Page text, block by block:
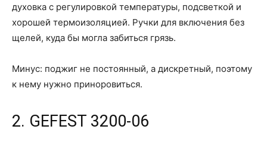
духовка с регулировкой температуры, подсветкой и
хорошей термоизоляцией. Ручки для включения без
щелей, куда бы могла забиться грязь.
Минус: поджиг не постоянный, а дискретный, поэтому
к нему нужно приноровиться.
2. GEFEST 3200-06